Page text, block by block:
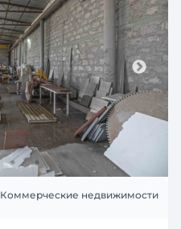
Коммерческие недвижимости